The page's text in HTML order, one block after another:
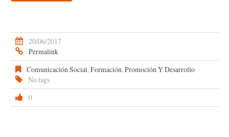
20/06/2017
Permalink
Comunicación Social,Formación,Promoción Y Desarrollo
No tags
0